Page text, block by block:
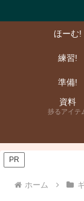
ほーむ!
練習!
準備!
資料
捗るアイテ
PR
ホーム